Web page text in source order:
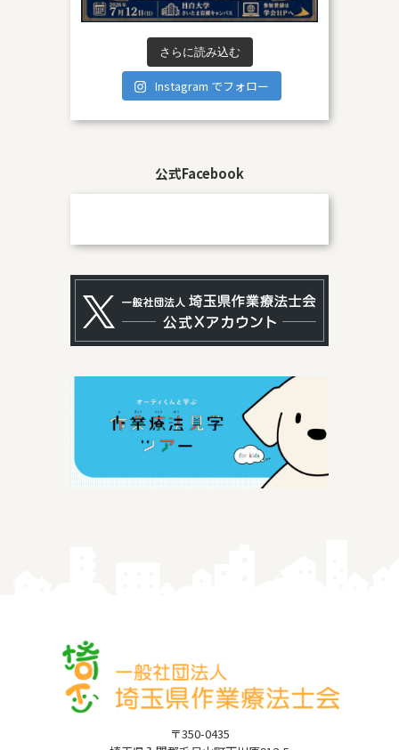
さらに読み込む
Instagram でフォロー
公式Facebook
〒350-0435